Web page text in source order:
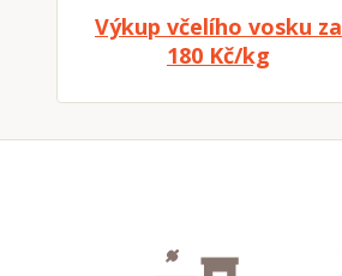
Výkup včelího vosku za
180 Kč/kg